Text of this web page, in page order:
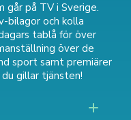
går på TV i Sverige.
bilagor och kolla
tablå för över
över de
sport samt premiärer
gillar tjänsten!